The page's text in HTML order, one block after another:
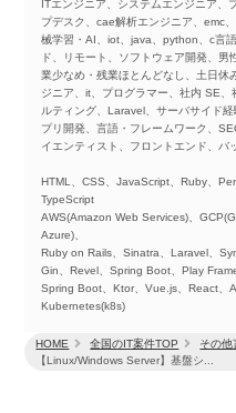
HOME 全国のIT案件TOP その他
【Linux/Windows Server】基盤シ...
ITエンジニア、システムエンジニア、
プデスク、cae解析エンジニア、emc
械学習・AI、iot、java、python、c言
ド、リモート、ソフトウェア開発、
業少なめ・残業ほとんどなし、土日休
ジニア、it、プログラマー、社内 SE
ルティング、Laravel、サーバサイド
プリ開発、言語・フレームワーク、
イエンティスト、フロントエンド、バ
HTML、CSS、JavaScript、Ruby、
TypeScript
AWS(Amazon Web Services)、
Azure)、
Ruby on Rails、Sinatra、Laravel、
Gin、Revel、Spring Boot、Play
Spring Boot、Ktor、Vue.js、React、
Kubernetes(k8s)